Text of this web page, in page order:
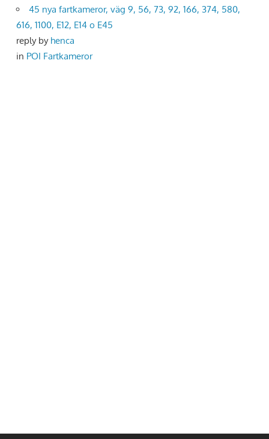
45 nya fartkameror, väg 9, 56, 73, 92, 166, 374, 580,
616, 1100, E12, E14 o E45
reply by henca
in POI Fartkameror